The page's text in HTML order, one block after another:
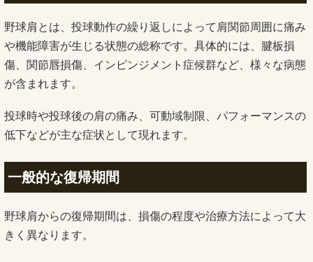
野球肩とは、投球動作の繰り返しによって肩関節周囲に痛み
や機能障害が生じる状態の総称です。具体的には、腱板損
傷、関節唇損傷、インピンジメント症候群など、様々な病態
が含まれます。
投球時や投球後の肩の痛み、可動域制限、パフォーマンスの
低下などが主な症状として現れます。
一般的な復帰期間
野球肩からの復帰期間は、損傷の程度や治療方法によって大
きく異なります。